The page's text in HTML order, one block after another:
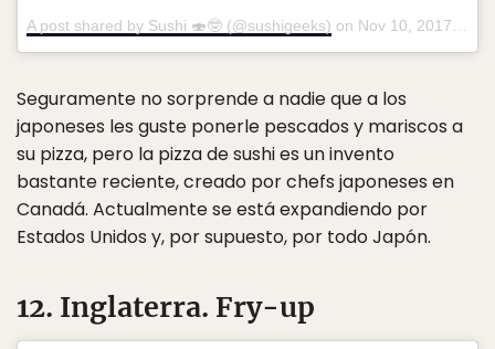
A post shared by Sushi 🍣🤓 (@sushigeeks) on Nov 10, 2017 at 8:29am PST
Seguramente no sorprende a nadie que a los
japoneses les guste ponerle pescados y mariscos a
su pizza, pero la pizza de sushi es un invento
bastante reciente, creado por chefs japoneses en
Canadá. Actualmente se está expandiendo por
Estados Unidos y, por supuesto, por todo Japón.
12. Inglaterra. Fry-up